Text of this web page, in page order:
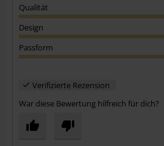
Qualität
Design
Passform
Verifizierte Rezension
War diese Bewertung hilfreich für dich?